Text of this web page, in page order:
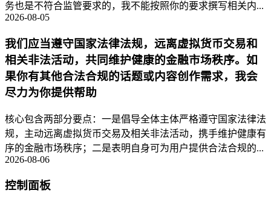
务也是不符合监管要求的，我不能按照你的要求撰写相关内...
2026-08-05
我们应当遵守国家法律法规，远离虚拟货币交易和
相关非法活动，共同维护健康的金融市场秩序。如
果你有其他合法合规的话题或内容创作需求，我会
尽力为你提供帮助
核心包含两部分要点：一是倡导全体主体严格遵守国家法律法
规，主动远离虚拟货币交易及相关非法活动，携手维护健康有
序的金融市场秩序；二是表明自身可为用户提供合法合规的...
2026-08-06
控制面板